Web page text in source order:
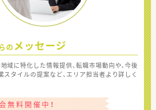
の メッセージ
域に特化した情報提供、転職市場動向や、今後
スタイルの提案など、エリア担当者より詳しく
無料開催中！